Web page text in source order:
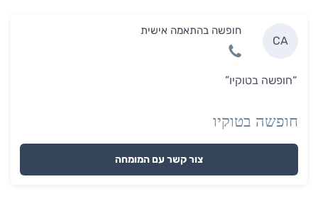
CA
חופשה בהתאמה אישית
“חופשה בטוקיו”
חופשה בטוקיו
צור קשר עם המומחה